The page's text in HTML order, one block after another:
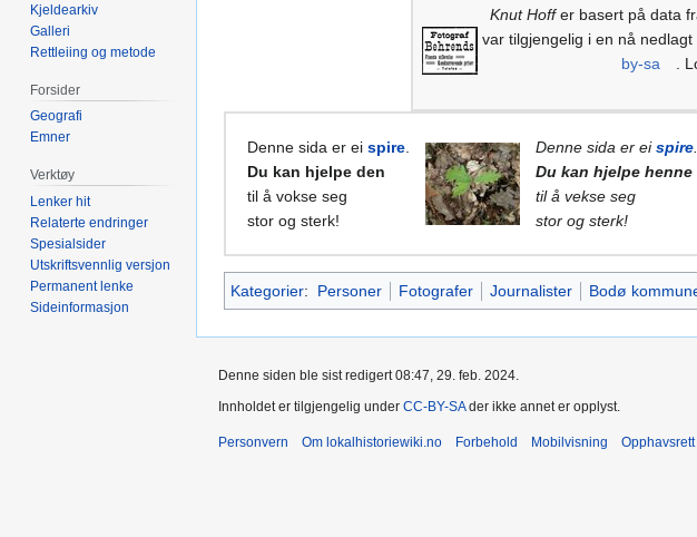
Knut Hoffer basert på data
var tilgjengelig i en nå
by-sa
.
Denne sida er ei spire
Du kan hjelpe den
til å vokse seg
stor og sterk!
Denne sida er eispire
Du kan hjelpe henne
til å vekse seg
stor og sterk!
Kategorier: Personer Fotografer Journalister Bodø
Kjeldearkiv
Galleri
Rettleiing og metode
Forsider
Geografi
Emner
Verktøy
Lenker hit
Relaterte endringer
Spesialsider
Utskriftsvennlig versjon
Permanent lenke
Sideinformasjon
Denne siden ble sist redigert 08:47, 29. feb. 2024.
Innholdet er tilgjengelig under CC-BY-SAder ikke annet er opplyst.
Personvern Om lokalhistoriewiki.no Forbehold Mobilvisning Opphavsrett